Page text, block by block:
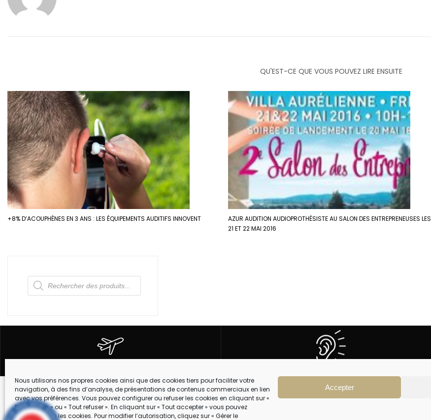
Nous utilisons nos propres cookies ainsi que des cookies tiers pour faciliter votre
navigation, à des fins d’analyse, de présentations de contenus commerciaux en lien
avec vos préférences. Vous pouvez configurer ou refuser les cookies en cliquant sur «
Préférences » ou « Tout refuser ». En cliquant sur « Tout accepter » vous pouvez
accepter tous les cookies. Pour modifier l’autorisation, cliquez sur « Gérer le
Accepter
QU'EST-CE QUE VOUS POUVEZ LIRE ENSUITE
+8% D’ACOUPHÈNES EN 3 ANS : LES ÉQUIPEMENTS AUDITIFS INNOVENT
AZUR AUDITION AUDIOPROTHÉSISTE AU SALON DES ENTREPRENEUSES LES
21 ET 22 MAI 2016
Recherche
de
produits
Suivez-nous ! MARQUES
CONTACT
CGV